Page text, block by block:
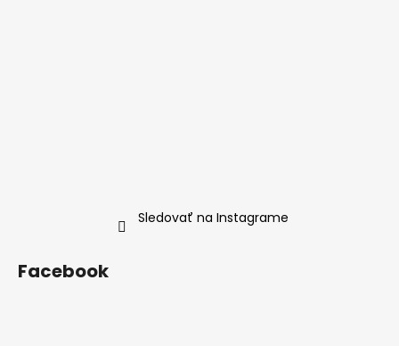
Sledovať na Instagrame
Facebook